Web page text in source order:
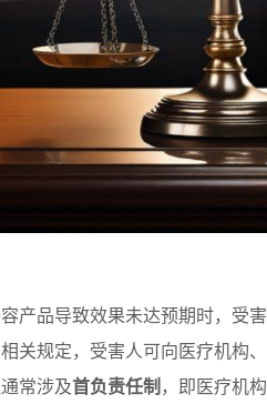
产品导致效果未达预期时，受
关规定，受害人可向医疗机构
常涉及首负责任制，即医疗机